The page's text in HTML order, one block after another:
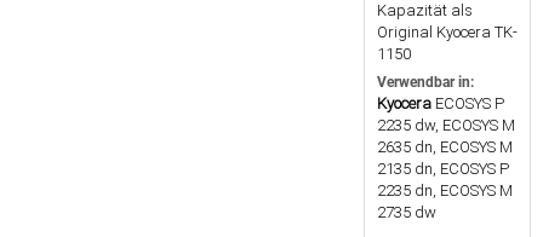
Kapazität als
Original Kyocera TK-
1150
Verwendbar in:
Kyocera ECOSYS P
2235 dw, ECOSYS M
2635 dn, ECOSYS M
2135 dn, ECOSYS P
2235 dn, ECOSYS M
2735 dw